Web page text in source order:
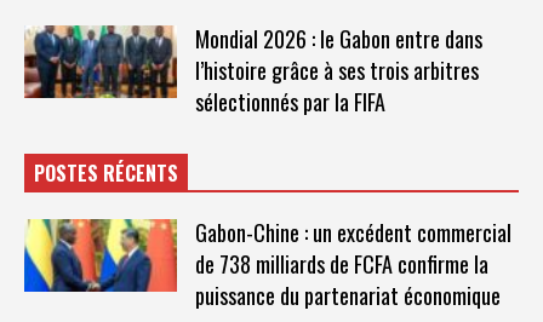
Mondial 2026 : le Gabon entre dans
l’histoire grâce à ses trois arbitres
sélectionnés par la FIFA
POSTES RÉCENTS
Gabon-Chine : un excédent commercial
de 738 milliards de FCFA confirme la
puissance du partenariat économique